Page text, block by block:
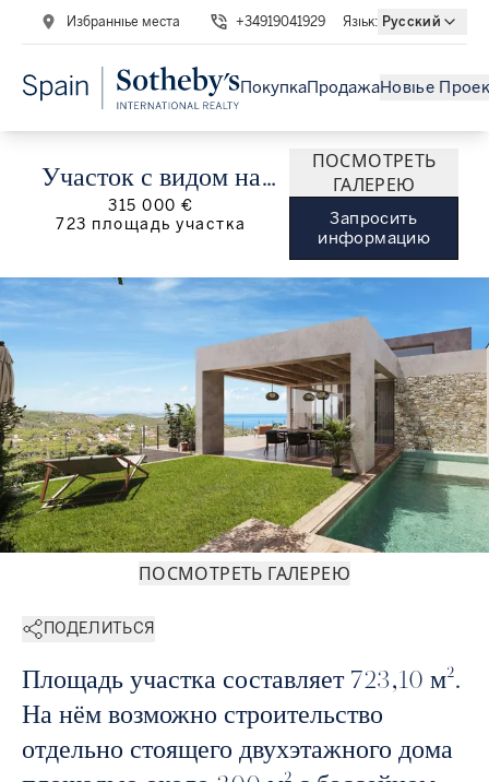
Избранные места +34919041929 Язык: Русский
ПокупкаПродажаНовые
Участок с видом на
море в Sa Tuna,
315 000 €
723 площадь участка
ПОСМОТРЕТЬ
ГАЛЕРЕЮ
Запросить
информацию
ПОСМОТРЕТЬ ГАЛЕРЕЮ
ПОДЕЛИТЬСЯ
Площадь участка составляет 723,10 м².
На нём возможно строительство
отдельно стоящего двухэтажного дома